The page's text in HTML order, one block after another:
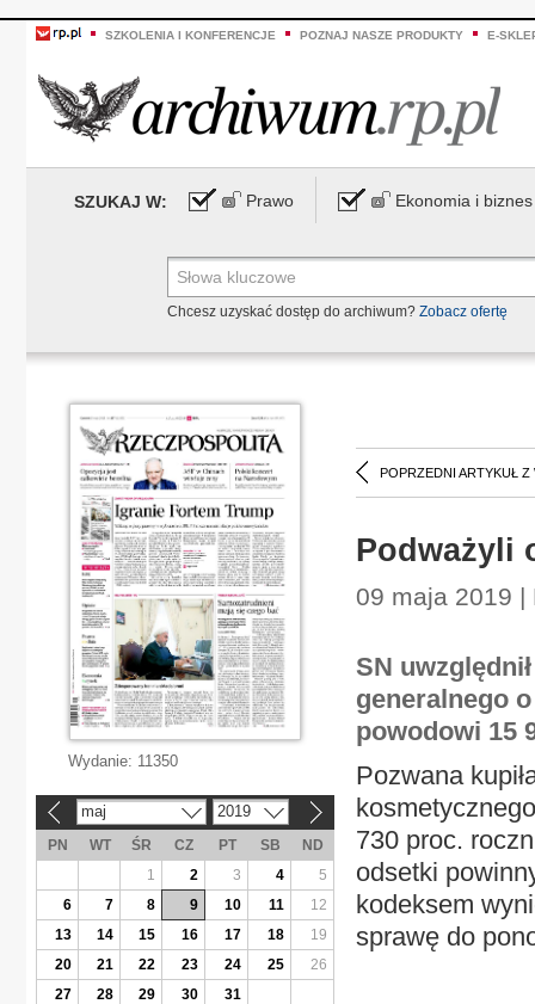
SZKOLENIA I KONFERENCJE POZNAJ NASZE PRODUKTY E-
SZUKAJ W: Prawo Ekonomia i biznes
Chcesz uzyskać dostęp do archiwum? Zobacz ofertę
POPRZEDNI ARTYKUŁ Z
Podważyli
09 maja 2019 |
SN
generalnego
powodowi 15
Pozwana
730 proc.
odsetki
kodeksem
sprawę do
Wydanie: 11350
maj 2019
PN WT ŚR CZ PT SB
ND
1
2 3 4
5
6
7 8 9 10 11
12
13
14 15 16 17 18
19
20
21 22 23 24 25
26
27
28 29 30 31